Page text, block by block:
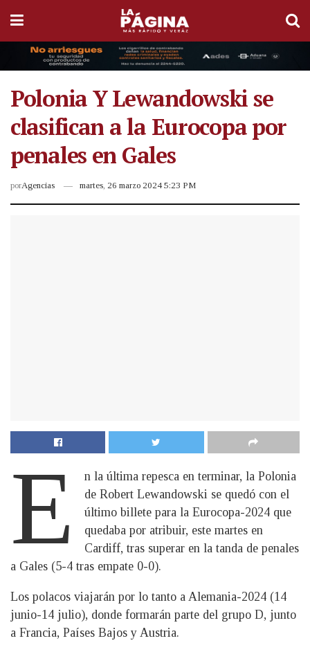
Polonia Y Lewandowski se
clasifican a la Eurocopa por
penales en Gales
porAgencias martes, 26 marzo 2024 5:23 PM
E
n la última repesca en terminar, la Polonia
de Robert Lewandowski se quedó con el
último billete para la Eurocopa-2024 que
quedaba por atribuir, este martes en
Cardiff, tras superar en la tanda de penales
a Gales (5-4 tras empate 0-0).
Los polacos viajarán por lo tanto a Alemania-2024 (14
junio-14 julio), donde formarán parte del grupo D, junto
a Francia, Países Bajos y Austria.